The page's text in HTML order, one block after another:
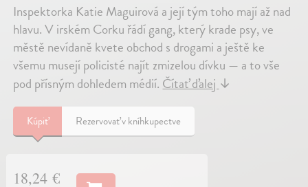
Inspektorka Katie Maguirová a její tým toho mají až nad
hlavu. V irském Corku řádí gang, který krade psy, ve
městě nevídaně kvete obchod s drogami a ještě ke
všemu musejí policisté najít zmizelou dívku — a to vše
pod přísným dohledem médií. Čítať ďalej ↓
Kúpiť Rezervovať v kníhkupectve
18,24 €